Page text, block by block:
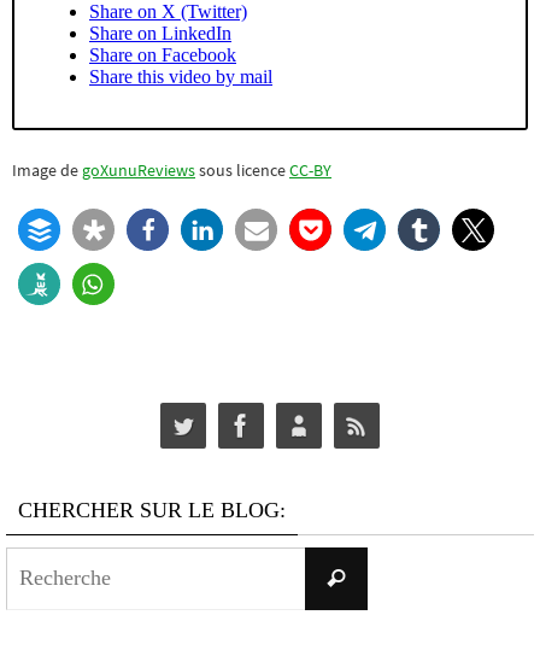
Image de goXunuReviewssous licenceCC-BY
CHERCHER SUR LE BLOG:
Recherche